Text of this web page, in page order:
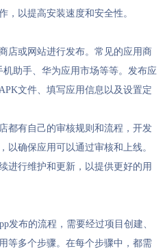
，以提高安装速度和安全性。
店或网站进行发布。常见的应用商
机助手、华为应用市场等等。发布应
文件、填写应用信息以及设置定
都有自己的审核规则和流程，开发
以确保应用可以通过审核和上线。
进行维护和更新，以提供更好的用
发布的流程，需要经过项目创建、
等多个步骤。在每个步骤中，都需